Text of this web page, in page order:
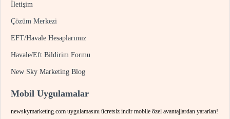
İletişim
Çözüm Merkezi
EFT/Havale Hesaplarımız
Havale/Eft Bildirim Formu
New Sky Marketing Blog
Mobil Uygulamalar
newskymarketing.com uygulamasını ücretsiz indir mobile özel avantajlardan yararlan!